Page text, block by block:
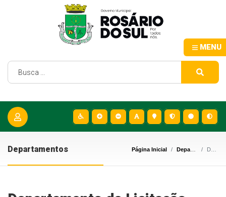
MENU
Departamentos Página Inicial Departamentos Departamento de Licitação